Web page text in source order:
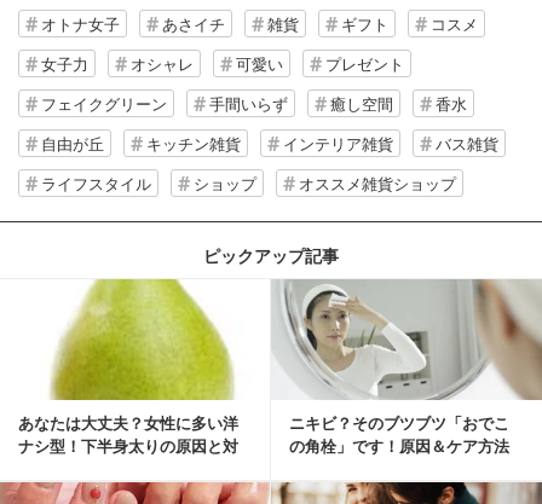
オトナ女子 あさイチ 雑貨 ギフト
コスメ
女子力
オシャレ 可愛い
プレゼント
フェイクグリーン
手間いらず 癒し空間
香水
自由が丘
キッチン雑貨 インテリア雑貨
バス雑貨
ライフスタイル
ショップ オススメ雑貨ショップ
ピックアップ記事
あなたは大丈夫？女性に多い洋
ナシ型！下半身太りの原因と対
ニキビ？そのブツブツ「おでこ
の角栓」です！原因＆ケア方法